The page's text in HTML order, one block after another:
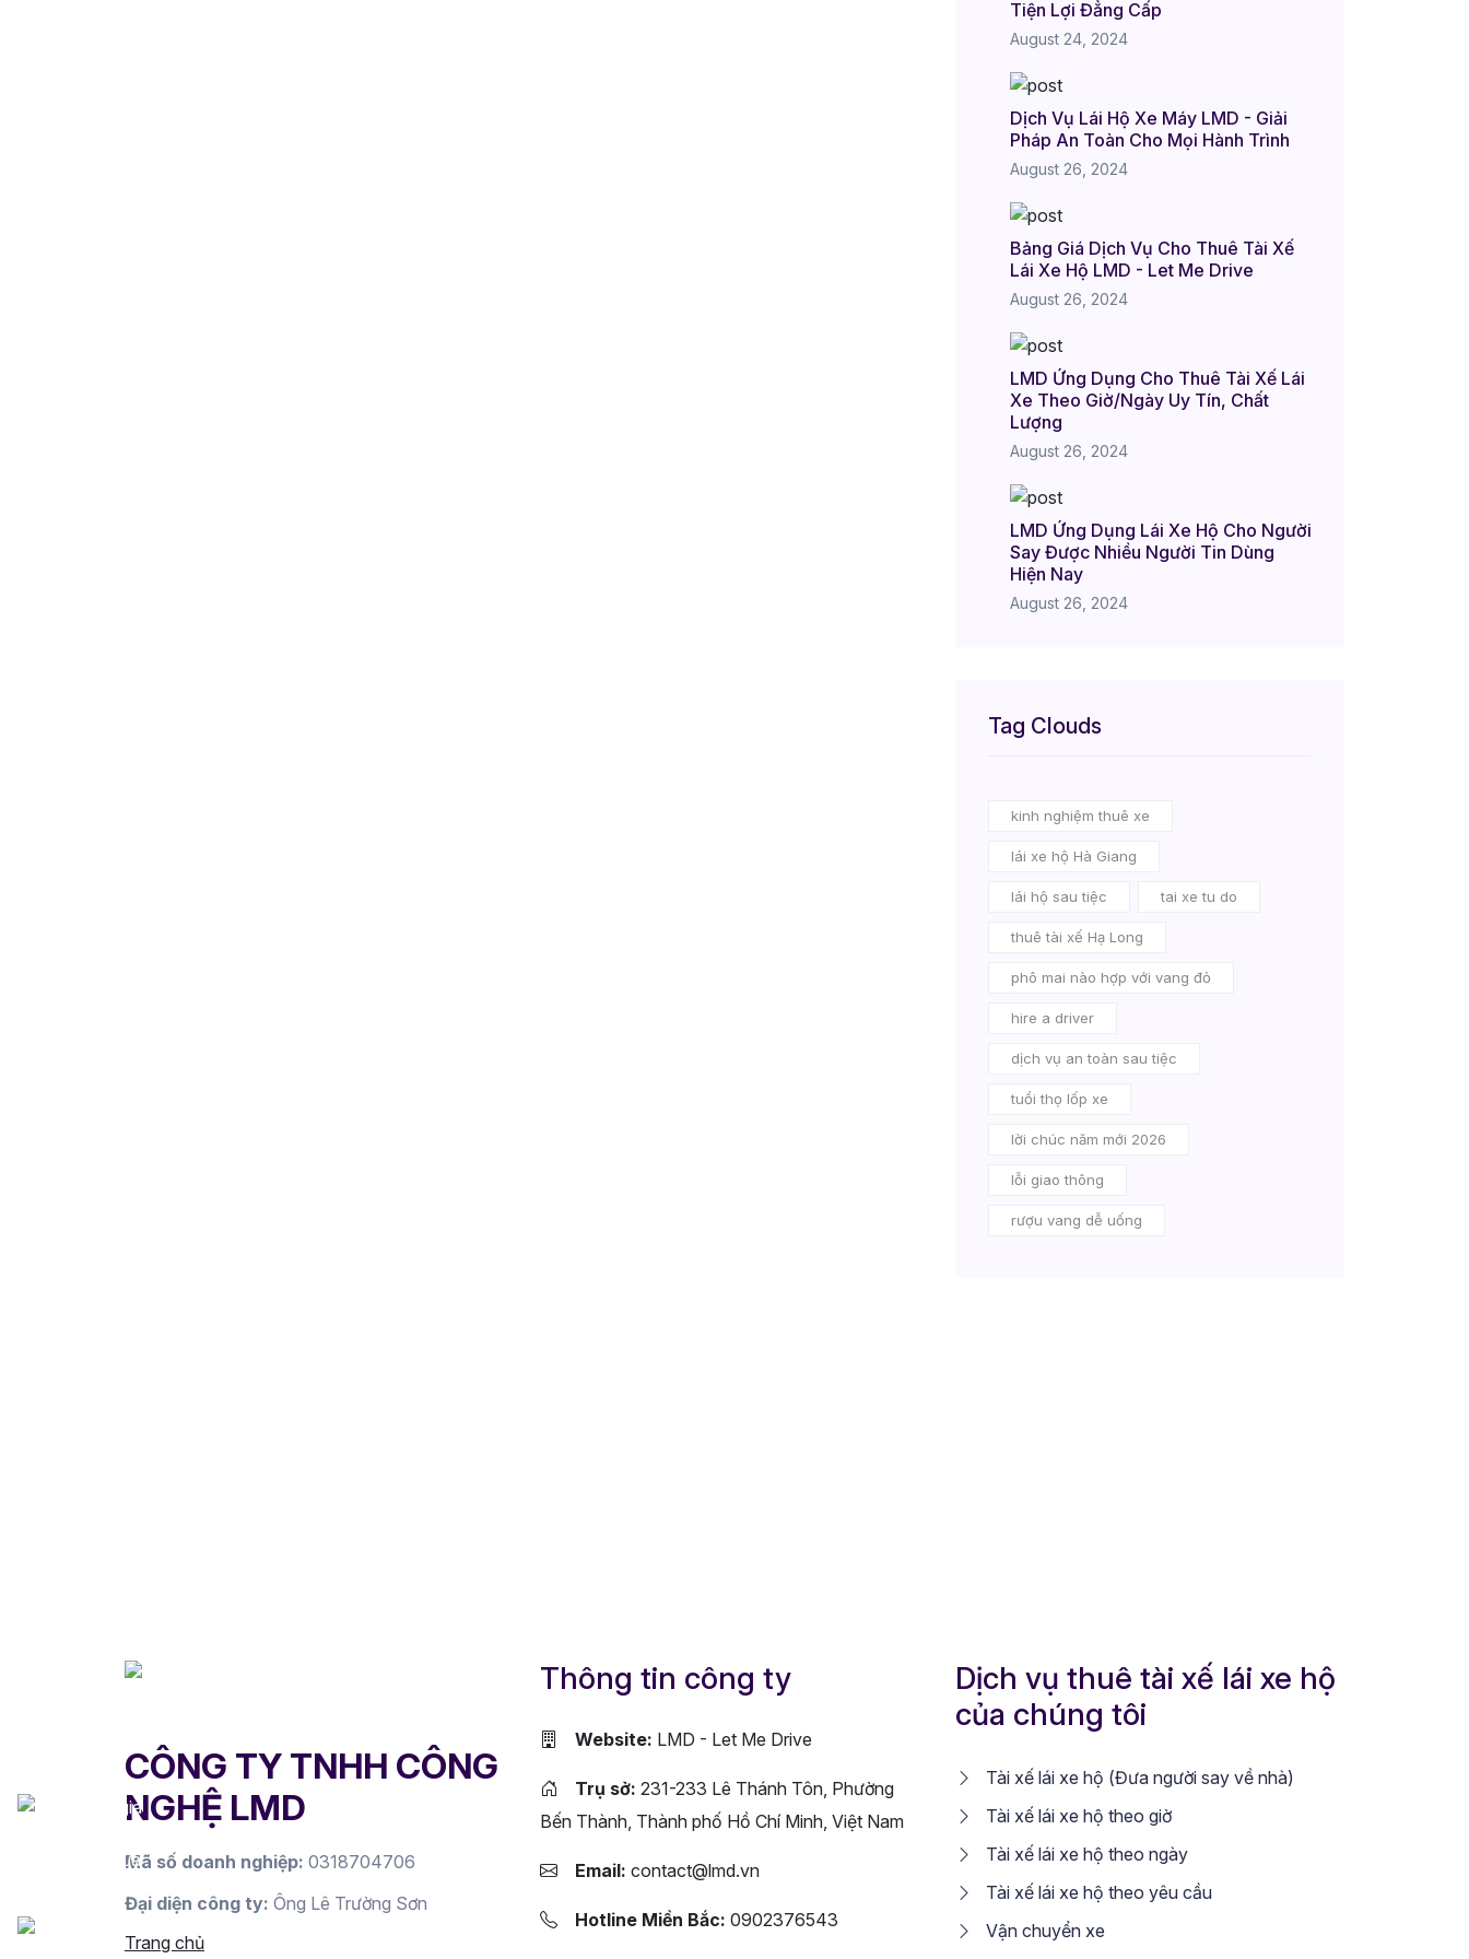
Tiện Lợi Đẳng Cấp
August 24, 2024
Dịch Vụ Lái Hộ Xe Máy LMD - Giải
Pháp An Toàn Cho Mọi Hành Trình
August 26, 2024
Bảng Giá Dịch Vụ Cho Thuê Tài Xế
Lái Xe Hộ LMD - Let Me Drive
August 26, 2024
LMD Ứng Dụng Cho Thuê Tài Xế Lái
Xe Theo Giờ/Ngày Uy Tín, Chất
Lượng
August 26, 2024
LMD Ứng Dụng Lái Xe Hộ Cho Người
Say Được Nhiều Người Tin Dùng
Hiện Nay
August 26, 2024
Tag Clouds
kinh nghiệm thuê xe
lái xe hộ Hà Giang
lái hộ sau tiệc tai xe tu do
thuê tài xế Hạ Long
phô mai nào hợp với vang đỏ
hire a driver
dịch vụ an toàn sau tiệc
tuổi thọ lốp xe
lời chúc năm mới 2026
lỗi giao thông
rượu vang dễ uống
CÔNG TY TNHH CÔNG
NGHỆ LMD
Mã số doanh nghiệp: 0318704706
Đại diện công ty: Ông Lê Trường Sơn
Trang chủ
Thông tin công ty
Website: LMD - Let Me Drive
Trụ sở: 231-233 Lê Thánh Tôn, Phường
Bến Thành, Thành phố Hồ Chí Minh, Việt Nam
Email: contact@lmd.vn
Hotline Miền Bắc: 0902376543
Dịch vụ thuê tài xế lái xe hộ
của chúng tôi
Tài xế lái xe hộ (Đưa người say về nhà)
Tài xế lái xe hộ theo giờ
Tài xế lái xe hộ theo ngày
Tài xế lái xe hộ theo yêu cầu
Vận chuyển xe